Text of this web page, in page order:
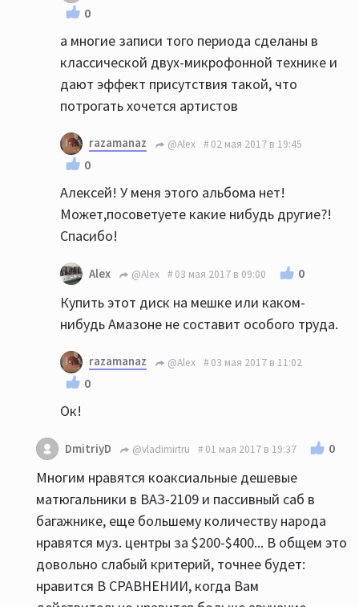
0
а многие записи того периода сделаны в
классической двух-микрофонной технике и
дают эффект присутствия такой, что
потрогать хочется артистов
razamanaz @Alex 02 мая 2017 в 19:45
0
Алексей! У меня этого альбома нет!
Может,посоветуете какие нибудь другие?!
Спасибо!
Alex @Alex 03 мая 2017 в 09:00 0
Купить этот диск на мешке или каком-
нибудь Амазоне не составит особого труда.
razamanaz @Alex 03 мая 2017 в 11:02
0
Ок!
DmitriyD @vladimirtru 01 мая 2017 в 19:37 0
Многим нравятся коаксиальные дешевые
матюгальники в ВАЗ-2109 и пассивный саб в
багажнике, еще большему количеству народа
нравятся муз. центры за $200-$400... В общем это
довольно слабый критерий, точнее будет:
нравится В СРАВНЕНИИ, когда Вам